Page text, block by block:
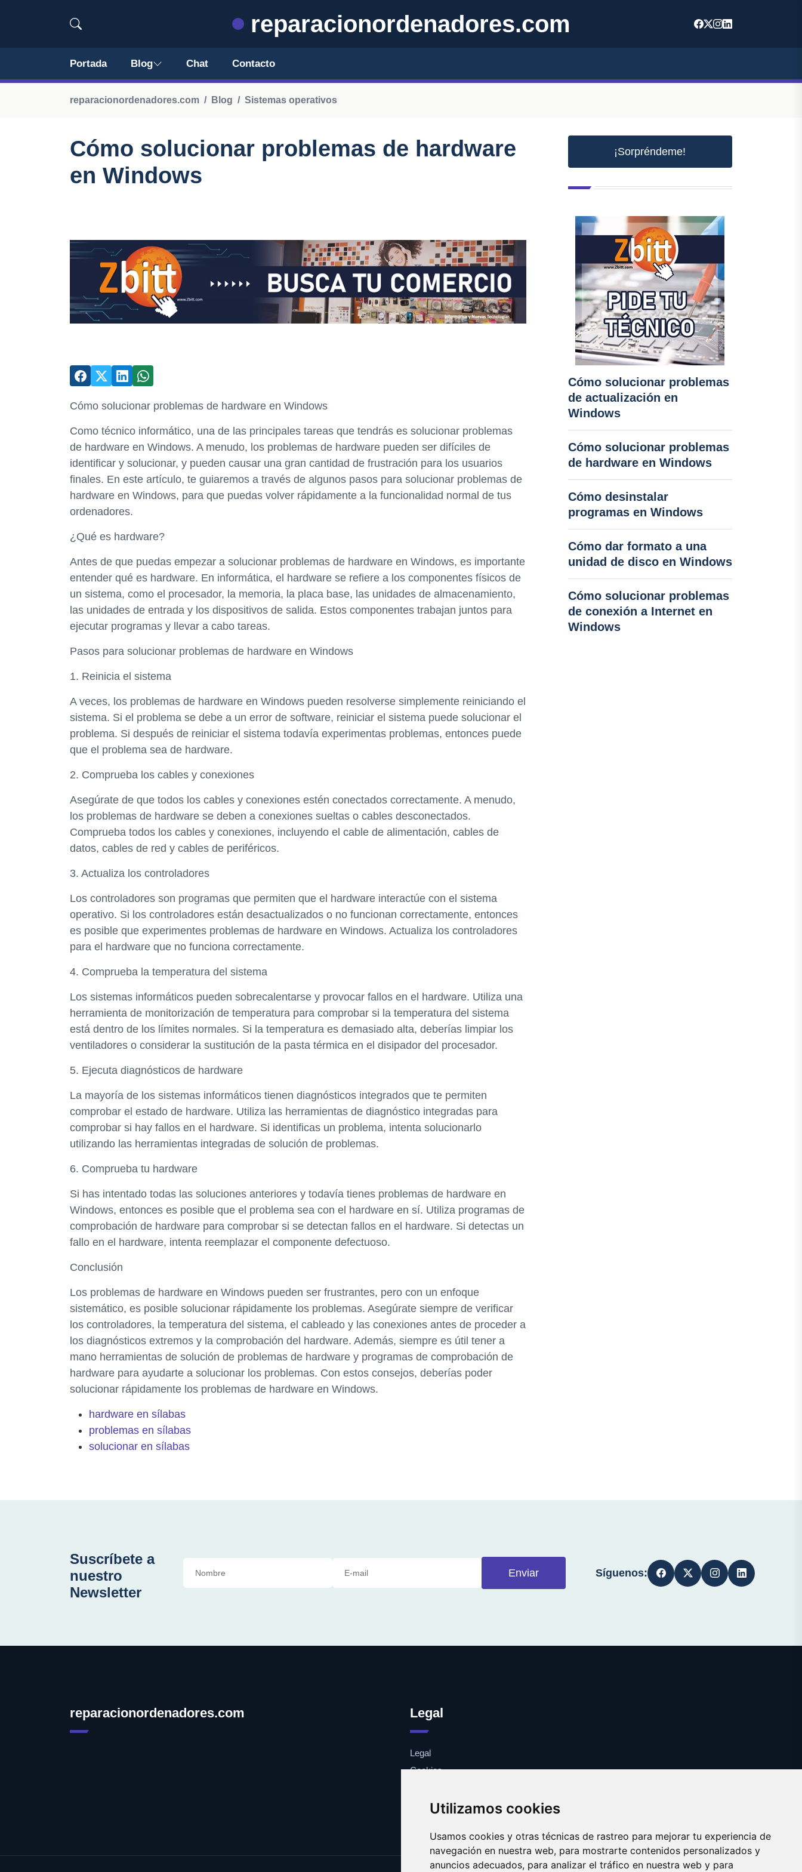
Utilizamos cookies
Usamos cookies y otras técnicas de rastreo para mejorar tu experiencia de
navegación en nuestra web, para mostrarte contenidos personalizados y
anuncios adecuados, para analizar el tráfico en nuestra web y para
reparacionordenadores.com
Portada Blog Chat Contacto
reparacionordenadores.com Blog Sistemas operativos
Cómo solucionar problemas de hardware
en Windows
Cómo solucionar problemas de hardware en Windows
Como técnico informático, una de las principales tareas que tendrás es solucionar problemas
de hardware en Windows. A menudo, los problemas de hardware pueden ser difíciles de
identificar y solucionar, y pueden causar una gran cantidad de frustración para los usuarios
finales. En este artículo, te guiaremos a través de algunos pasos para solucionar problemas de
hardware en Windows, para que puedas volver rápidamente a la funcionalidad normal de tus
ordenadores.
¿Qué es hardware?
Antes de que puedas empezar a solucionar problemas de hardware en Windows, es importante
entender qué es hardware. En informática, el hardware se refiere a los componentes físicos de
un sistema, como el procesador, la memoria, la placa base, las unidades de almacenamiento,
las unidades de entrada y los dispositivos de salida. Estos componentes trabajan juntos para
ejecutar programas y llevar a cabo tareas.
Pasos para solucionar problemas de hardware en Windows
1. Reinicia el sistema
A veces, los problemas de hardware en Windows pueden resolverse simplemente reiniciando el
sistema. Si el problema se debe a un error de software, reiniciar el sistema puede solucionar el
problema. Si después de reiniciar el sistema todavía experimentas problemas, entonces puede
que el problema sea de hardware.
2. Comprueba los cables y conexiones
Asegúrate de que todos los cables y conexiones estén conectados correctamente. A menudo,
los problemas de hardware se deben a conexiones sueltas o cables desconectados.
Comprueba todos los cables y conexiones, incluyendo el cable de alimentación, cables de
datos, cables de red y cables de periféricos.
3. Actualiza los controladores
Los controladores son programas que permiten que el hardware interactúe con el sistema
operativo. Si los controladores están desactualizados o no funcionan correctamente, entonces
es posible que experimentes problemas de hardware en Windows. Actualiza los controladores
para el hardware que no funciona correctamente.
4. Comprueba la temperatura del sistema
Los sistemas informáticos pueden sobrecalentarse y provocar fallos en el hardware. Utiliza una
herramienta de monitorización de temperatura para comprobar si la temperatura del sistema
está dentro de los límites normales. Si la temperatura es demasiado alta, deberías limpiar los
ventiladores o considerar la sustitución de la pasta térmica en el disipador del procesador.
5. Ejecuta diagnósticos de hardware
La mayoría de los sistemas informáticos tienen diagnósticos integrados que te permiten
comprobar el estado de hardware. Utiliza las herramientas de diagnóstico integradas para
comprobar si hay fallos en el hardware. Si identificas un problema, intenta solucionarlo
utilizando las herramientas integradas de solución de problemas.
6. Comprueba tu hardware
Si has intentado todas las soluciones anteriores y todavía tienes problemas de hardware en
Windows, entonces es posible que el problema sea con el hardware en sí. Utiliza programas de
comprobación de hardware para comprobar si se detectan fallos en el hardware. Si detectas un
fallo en el hardware, intenta reemplazar el componente defectuoso.
Conclusión
Los problemas de hardware en Windows pueden ser frustrantes, pero con un enfoque
sistemático, es posible solucionar rápidamente los problemas. Asegúrate siempre de verificar
los controladores, la temperatura del sistema, el cableado y las conexiones antes de proceder a
los diagnósticos extremos y la comprobación del hardware. Además, siempre es útil tener a
mano herramientas de solución de problemas de hardware y programas de comprobación de
hardware para ayudarte a solucionar los problemas. Con estos consejos, deberías poder
solucionar rápidamente los problemas de hardware en Windows.
hardware en sílabas
problemas en sílabas
solucionar en sílabas
¡Sorpréndeme!
Cómo solucionar problemas
de actualización en
Windows
Cómo solucionar problemas
de hardware en Windows
Cómo desinstalar
programas en Windows
Cómo dar formato a una
unidad de disco en Windows
Cómo solucionar problemas
de conexión a Internet en
Windows
Suscríbete a
nuestro
Newsletter
Enviar Síguenos:
reparacionordenadores.com Legal
Legal
Cookies